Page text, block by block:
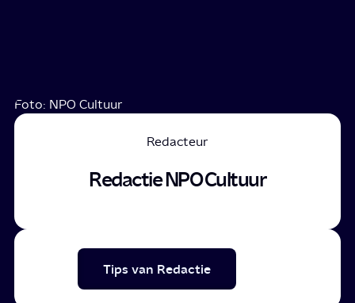
Foto: NPO Cultuur
Redacteur
Redactie NPO Cultuur
Tips van Redactie